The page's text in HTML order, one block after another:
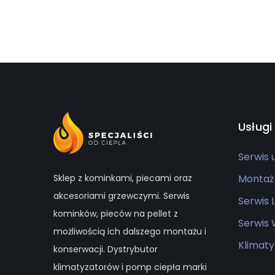
Sklep z kominkami, piecami oraz
akcesoriami grzewczymi. Serwis
kominków, pieców na pellet z
możliwością ich dalszego montażu i
konserwacji. Dystrybutor
klimatyzatorów i pomp ciepła marki
Usługi
Serwis
Serwis
Serwis